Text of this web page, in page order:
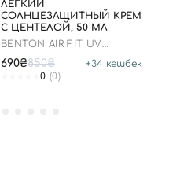
ЛЕГКИЙ
СОЛНЦЕЗАЩИТНЫЙ КРЕМ
С ЦЕНТЕЛОЙ, 50 МЛ
BENTON AIR FIT UV
SPF50
690₴850₴ +34 кешбек
0 (0)